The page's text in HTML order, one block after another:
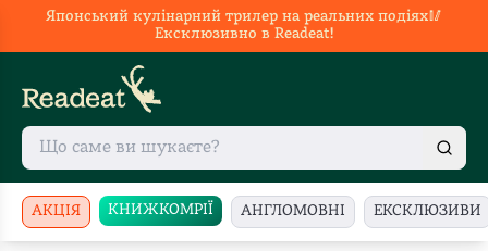
Японський кулінарний трилер на реальних подіях🥢
Ексклюзивно в Readeat!
АКЦІЯ КНИЖКОМРІЇ АНГЛОМОВНІ ЕКСКЛЮЗИВИ